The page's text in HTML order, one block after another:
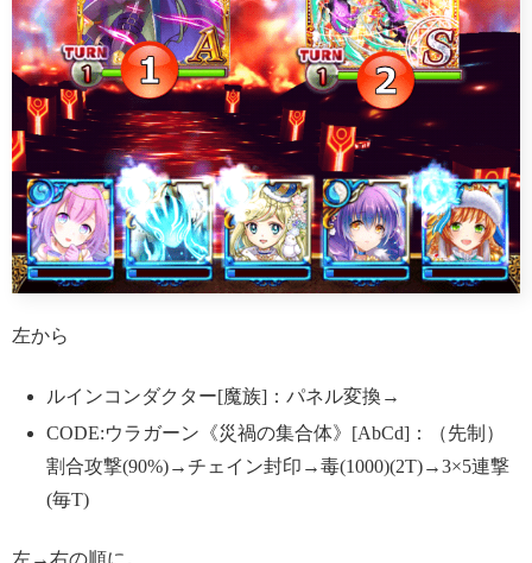
左から
ルインコンダクター[魔族]：パネル変換→
CODE:ウラガーン《災禍の集合体》[AbCd]：（先制）
割合攻撃(90%)→チェイン封印→毒(1000)(2T)→3×5連撃
(毎T)
左→右の順に。